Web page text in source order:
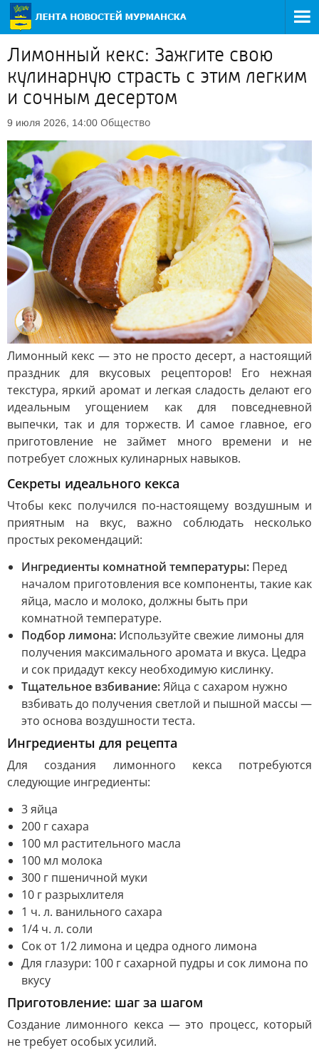
Лимонный кекс: Зажгите свою
кулинарную страсть с этим легким
и сочным десертом
9 июля 2026, 14:00 Общество
Лимонный кекс — это не просто десерт, а настоящий
праздник для вкусовых рецепторов! Его нежная
текстура, яркий аромат и легкая сладость делают его
идеальным угощением как для повседневной
выпечки, так и для торжеств. И самое главное, его
приготовление не займет много времени и не
потребует сложных кулинарных навыков.
Секреты идеального кекса
Чтобы кекс получился по-настоящему воздушным и
приятным на вкус, важно соблюдать несколько
простых рекомендаций:
Ингредиенты комнатной температуры: Перед
началом приготовления все компоненты, такие как
яйца, масло и молоко, должны быть при
комнатной температуре.
Подбор лимона: Используйте свежие лимоны для
получения максимального аромата и вкуса. Цедра
и сок придадут кексу необходимую кислинку.
Тщательное взбивание:Яйца с сахаром нужно
взбивать до получения светлой и пышной массы —
это основа воздушности теста.
Ингредиенты для рецепта
Для создания лимонного кекса потребуются
следующие ингредиенты:
3 яйца
200 г сахара
100 мл растительного масла
100 мл молока
300 г пшеничной муки
10 г разрыхлителя
1 ч. л. ванильного сахара
1/4 ч. л. соли
Сок от 1/2 лимона и цедра одного лимона
Для глазури: 100 г сахарной пудры и сок лимона по
вкусу
Приготовление: шаг за шагом
Создание лимонного кекса — это процесс, который
не требует особых усилий.